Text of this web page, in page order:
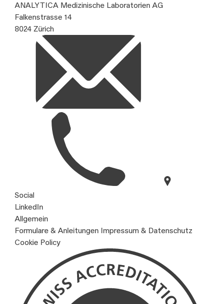
ANALYTICA Medizinische Laboratorien AG
Falkenstrasse 14
8024 Zürich
Social
LinkedIn
Allgemein
Formulare & Anleitungen Impressum & Datenschutz
Cookie Policy